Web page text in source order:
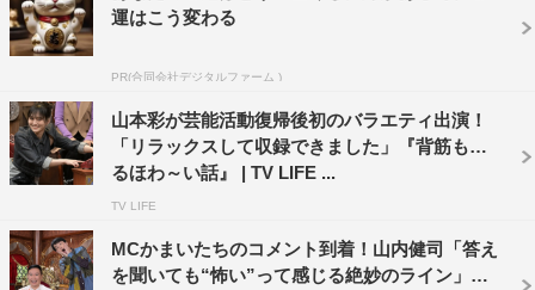
どんどん知的な番組になってきていますね！ 不思議なス
トーリーは作り話だということが結構あると思うんですけ
ど、“ほわ～い話”は実際に起こった話で、うそ偽りがない
からすごく説得力があってよかったです。
特に「狙われた信用金庫」はすごかったなー。ああやって
巧みに人はだまされるんやと思いました。再現VTRですご
く分かりやすくなっているので、出演者のみんながいい感
じにえらい納得して勉強になっていました。
あとは、クイズの解答者である我々がほんまに罰ゲームが
運はこう変わる
PR(合同会社デジタルファーム )
山本彩が芸能活動復帰後初のバラエティ出演！
「リラックスして収録できました」『背筋も凍
るほわ～い話』 | TV LIFE ...
TV LIFE
MCかまいたちのコメント到着！山内健司「答え
を聞いても“怖い”って感じる絶妙のライン」